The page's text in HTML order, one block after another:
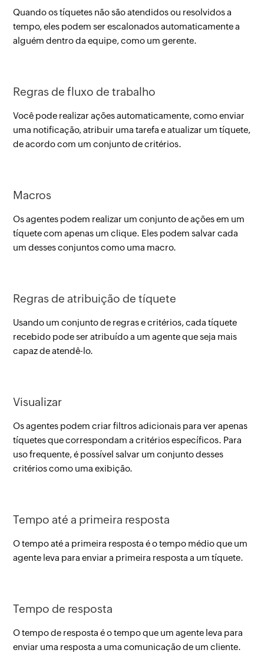
Quando os tíquetes não são atendidos ou resolvidos a
tempo, eles podem ser escalonados automaticamente a
alguém dentro da equipe, como um gerente.
Regras de fluxo de trabalho
Você pode realizar ações automaticamente, como enviar
uma notificação, atribuir uma tarefa e atualizar um tíquete,
de acordo com um conjunto de critérios.
Macros
Os agentes podem realizar um conjunto de ações em um
tíquete com apenas um clique. Eles podem salvar cada
um desses conjuntos como uma macro.
Regras de atribuição de tíquete
Usando um conjunto de regras e critérios, cada tíquete
recebido pode ser atribuído a um agente que seja mais
capaz de atendê-lo.
Visualizar
Os agentes podem criar filtros adicionais para ver apenas
tíquetes que correspondam a critérios específicos. Para
uso frequente, é possível salvar um conjunto desses
critérios como uma exibição.
Tempo até a primeira resposta
O tempo até a primeira resposta é o tempo médio que um
agente leva para enviar a primeira resposta a um tíquete.
Tempo de resposta
O tempo de resposta é o tempo que um agente leva para
enviar uma resposta a uma comunicação de um cliente.